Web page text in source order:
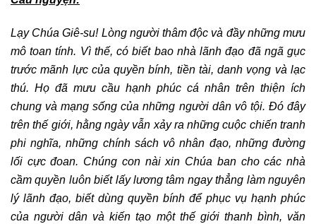
Lạy Chúa Giê-su! Lòng người thâm độc và đầy những mưu
mô toan tính. Vì thế, có biết bao nhà lãnh đạo đã ngã gục
trước mãnh lực của quyền bính, tiền tài, danh vọng và lạc
thú. Họ đã mưu cầu hạnh phúc cá nhân trên thiện ích
chung và mạng sống của những người dân vô tội. Đó đây
trên thế giới, hằng ngày vẫn xảy ra những cuộc chiến tranh
phi nghĩa, những chính sách vô nhân đạo, những đường
lối cực đoan. Chúng con nài xin Chúa ban cho các nhà
cầm quyền luôn biết lấy lương tâm ngay thẳng làm nguyên
lý lãnh đạo, biết dùng quyền bính để phục vụ hạnh phúc
của người dân và kiến tạo một thế giới thanh bình, văn